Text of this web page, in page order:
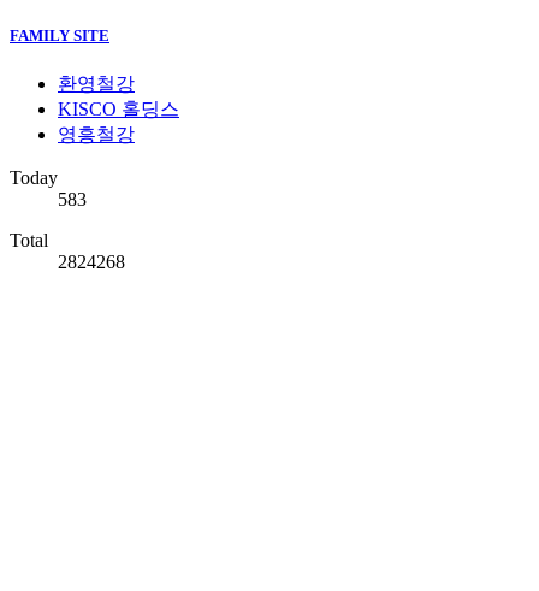
FAMILY SITE
환영철강
KISCO 홀딩스
영흥철강
Today
583
Total
2824268